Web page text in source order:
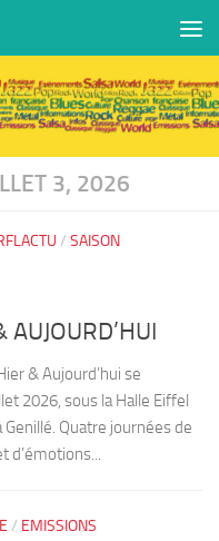
3, 2026
/ SAISON
& Aujourd’hui se
2026, sous la Halle Eiffel
Quatre journées de
d’émotions...
/ EMISSIONS